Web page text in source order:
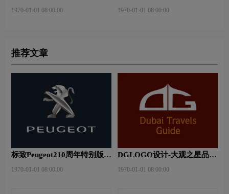
1970-01-01 08:00:00 1970-01-01 08:00:00
推荐文章
标致Peugeot210周年特别版新
1970-01-01 08:00:00
DGLOGO设计-大观之星品牌
1970-01-01 08:00:00